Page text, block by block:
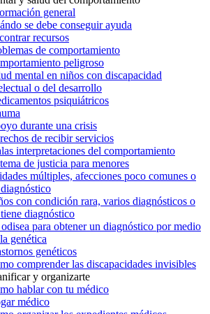
general
se debe conseguir ayuda
recursos
de comportamiento
peligroso
mental en niños con discapacidad
o del desarrollo
psiquiátricos
durante una crisis
de recibir servicios
interpretaciones del comportamiento
de justicia para menores
múltiples, afecciones poco comunes o
con condición rara, varios diagnósticos o
diagnóstico
para obtener un diagnóstico por medio
genética
genéticos
comprender las discapacidades invisibles
y organizarte
hablar con tu médico
médico